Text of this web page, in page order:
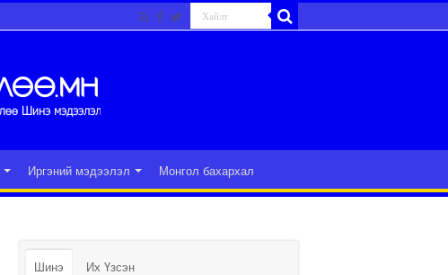
Иргэний мэдээлэл Монгол бахархал
Шинэ Их Үзсэн